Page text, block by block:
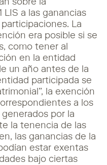
sobre la
LIS a las ganancias
La
era posible si se
como tener al
en la entidad
un año antes de la
participada se
la exención
a los
por la
la tenencia de las
las ganancias de la
estar exentas
bajo ciertas